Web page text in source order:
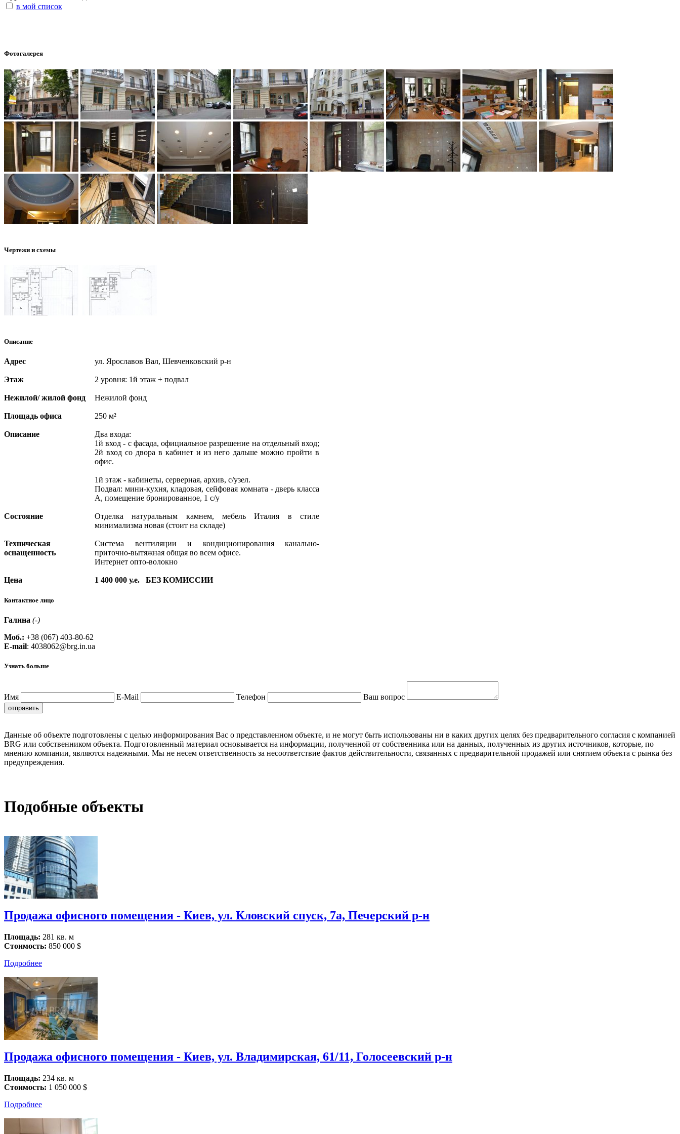
в мой список
Фотогалерея
Чертежи и схемы
Описание
Адрес ул. Ярославов Вал, Шевченковский р-н
Этаж 2 уровня: 1й этаж + подвал
Нежилой/ жилой фонд Нежилой фонд
Площадь офиса 250 м²
Описание
Два входа:
1й вход - с фасада, официальное разрешение на отдельный вход;
2й вход со двора в кабинет и из него дальше можно пройти в
офис.
1й этаж - кабинеты, серверная, архив, с/узел.
Подвал: мини-кухня, кладовая, сейфовая комната - дверь класса
А, помещение бронированное, 1 с/у
Состояние
Отделка натуральным камнем, мебель Италия в стиле
минимализма новая (стоит на складе)
Техническая
оснащенность
Система вентиляции и кондиционирования канально-
приточно-вытяжная общая во всем офисе.
Интернет опто-волокно
Цена 1 400 000 у.е. БЕЗ КОМИССИИ
Контактное лицо
Галина (-)
Моб.: +38 (067) 403-80-62
E-mail: 4038062@brg.in.ua
Узнать больше
Имя E-Mail Телефон Ваш вопрос
Данные об объекте подготовлены с целью информирования Вас о представленном объекте, и не могут быть использованы ни в каких других целях без предварительного согласия с компанией
BRG или собственником объекта. Подготовленный материал основывается на информации, полученной от собственника или на данных, полученных из других источников, которые, по
мнению компании, являются надежными. Мы не несем ответственность за несоответствие фактов действительности, связанных с предварительной продажей или снятием объекта с рынка без
предупреждения.
Подобные объекты
Продажа офисного помещения - Киев, ул. Кловский спуск, 7а, Печерский р-н
Площадь: 281 кв. м
Стоимость: 850 000 $
Подробнее
Продажа офисного помещения - Киев, ул. Владимирская, 61/11, Голосеевский р-н
Площадь: 234 кв. м
Стоимость: 1 050 000 $
Подробнее